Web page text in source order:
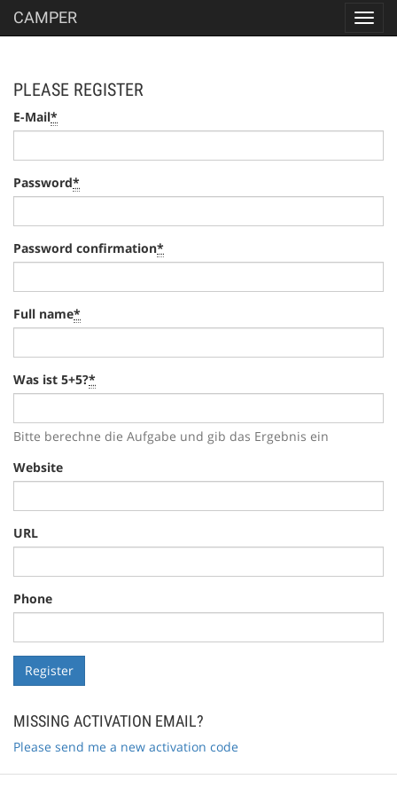
CAMPER
PLEASE REGISTER
E-Mail*
Password*
Password confirmation*
Full name*
Was ist 5+5?*
Bitte berechne die Aufgabe und gib das Ergebnis ein
Website
URL
Phone
MISSING ACTIVATION EMAIL?
Please send me a new activation code